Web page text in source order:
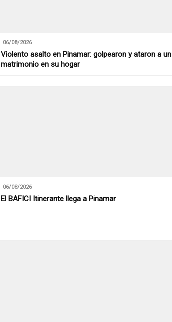
06/08/2026
Violento asalto en Pinamar: golpearon y ataron a un
matrimonio en su hogar
06/08/2026
El BAFICI Itinerante llega a Pinamar